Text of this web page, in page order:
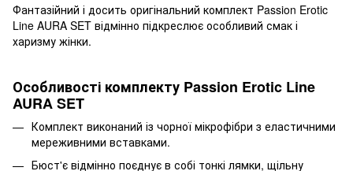
Фантазійний і досить оригінальний комплект Passion Erotic
Line AURA SET відмінно підкреслює особливий смак і
харизму жінки.
Особливості комплекту Passion Erotic Line
AURA SET
Комплект виконаний із чорної мікрофібри з еластичними
мереживними вставками.
Бюст'є відмінно поєднує в собі тонкі лямки, щільну